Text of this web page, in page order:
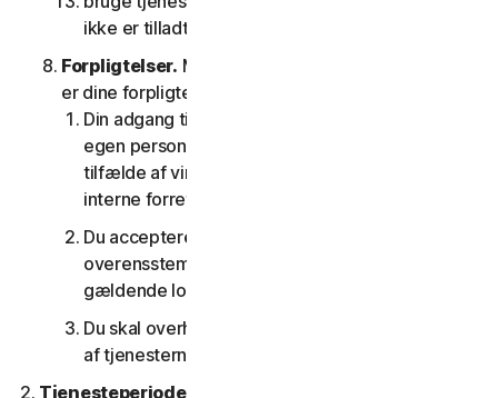
ikke er tilladt i henhold til denne LSA.
Forpligtelser. Med hensyn til brugen af tjenesten
er dine forpligtelser som følger:
Din adgang til forbrugertjenesterne er kun til din
egen personlige brug eller husstandsbrug, eller i
tilfælde af virksomhedstjenester kun til din
interne forretningsbrug;
Du accepterer at bruge tjenesterne i
overensstemmelse med denne LSA og alle
gældende love og regler
Du skal overholde alle tekniske begrænsninger
af tjenesterne og/eller softwaren.
Tjenesteperiode.